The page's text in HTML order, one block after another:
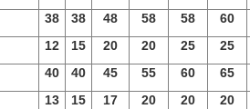
Các Nguyên Lý Cơ Bản Về Khí
Nén và Thủy Lực
38 38 48 58 58 60
12 15 20 20 25 25
40 40 45 55 60 65
13 15 17 20 20 20